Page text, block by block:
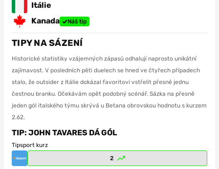
Itálie
Kanada
Náš tip
TIPY NA SÁZENÍ
Historické statistiky vzájemných zápasů odhalují naprosto unikátní
zajímavost. V posledních pěti duelech se hned ve čtyřech případech
stalo, že outsider z Itálie dokázal favoritovi vstřelit přesně jednu
čestnou branku. Očekávám opět podobný scénář. Sázka na přesně
jeden gól italského týmu skrývá u Betana obrovskou hodnotu s kurzem
2.62.
TIP: JOHN TAVARES DÁ GÓL
Tipsport kurz
2